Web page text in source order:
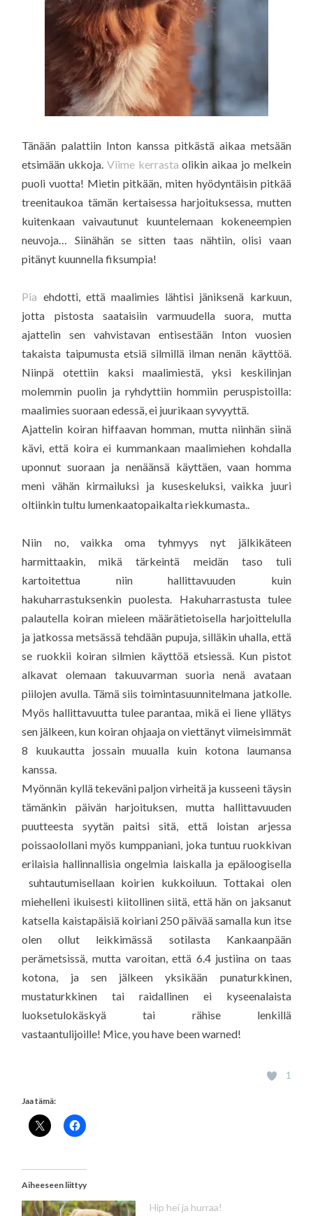
Tänään palattiin Inton kanssa pitkästä aikaa metsään
etsimään ukkoja. Viime kerrasta olikin aikaa jo melkein
puoli vuotta! Mietin pitkään, miten hyödyntäisin pitkää
treenitaukoa tämän kertaisessa harjoituksessa, mutten
kuitenkaan vaivautunut kuuntelemaan kokeneempien
neuvoja… Siinähän se sitten taas nähtiin, olisi vaan
pitänyt kuunnella fiksumpia!
Pia ehdotti, että maalimies lähtisi jäniksenä karkuun,
jotta pistosta saataisiin varmuudella suora, mutta
ajattelin sen vahvistavan entisestään Inton vuosien
takaista taipumusta etsiä silmillä ilman nenän käyttöä.
Niinpä otettiin kaksi maalimiestä, yksi keskilinjan
molemmin puolin ja ryhdyttiin hommiin peruspistoilla:
maalimies suoraan edessä, ei juurikaan syvyyttä.
Ajattelin koiran hiffaavan homman, mutta niinhän siinä
kävi, että koira ei kummankaan maalimiehen kohdalla
uponnut suoraan ja nenäänsä käyttäen, vaan homma
meni vähän kirmailuksi ja kuseskeluksi, vaikka juuri
oltiinkin tultu lumenkaatopaikalta riekkumasta..
Niin no, vaikka oma tyhmyys nyt jälkikäteen
harmittaakin, mikä tärkeintä meidän taso tuli
kartoitettua niin hallittavuuden kuin
hakuharrastuksenkin puolesta. Hakuharrastusta tulee
palautella koiran mieleen määrätietoisella harjoittelulla
ja jatkossa metsässä tehdään pupuja, silläkin uhalla, että
se ruokkii koiran silmien käyttöä etsiessä. Kun pistot
alkavat olemaan takuuvarman suoria nenä avataan
piilojen avulla. Tämä siis toimintasuunnitelmana jatkolle.
Myös hallittavuutta tulee parantaa, mikä ei liene yllätys
sen jälkeen, kun koiran ohjaaja on viettänyt viimeisimmät
8 kuukautta jossain muualla kuin kotona laumansa
kanssa.
Myönnän kyllä tekeväni paljon virheitä ja kusseeni täysin
tämänkin päivän harjoituksen, mutta hallittavuuden
puutteesta syytän paitsi sitä, että loistan arjessa
poissaolollani myös kumppaniani, joka tuntuu ruokkivan
erilaisia hallinnallisia ongelmia laiskalla ja epäloogisella
suhtautumisellaan koirien kukkoiluun. Tottakai olen
miehelleni ikuisesti kiitollinen siitä, että hän on jaksanut
katsella kaistapäisiä koiriani 250 päivää samalla kun itse
olen ollut leikkimässä sotilasta Kankaanpään
perämetsissä, mutta varoitan, että 6.4 justiina on taas
kotona, ja sen jälkeen yksikään punaturkkinen,
mustaturkkinen tai raidallinen ei kyseenalaista
luoksetulokäskyä tai rähise lenkillä
vastaantulijoille! Mice, you have been warned!
1
Jaa tämä:
Aiheeseen liittyy
Hip hei ja hurraa!